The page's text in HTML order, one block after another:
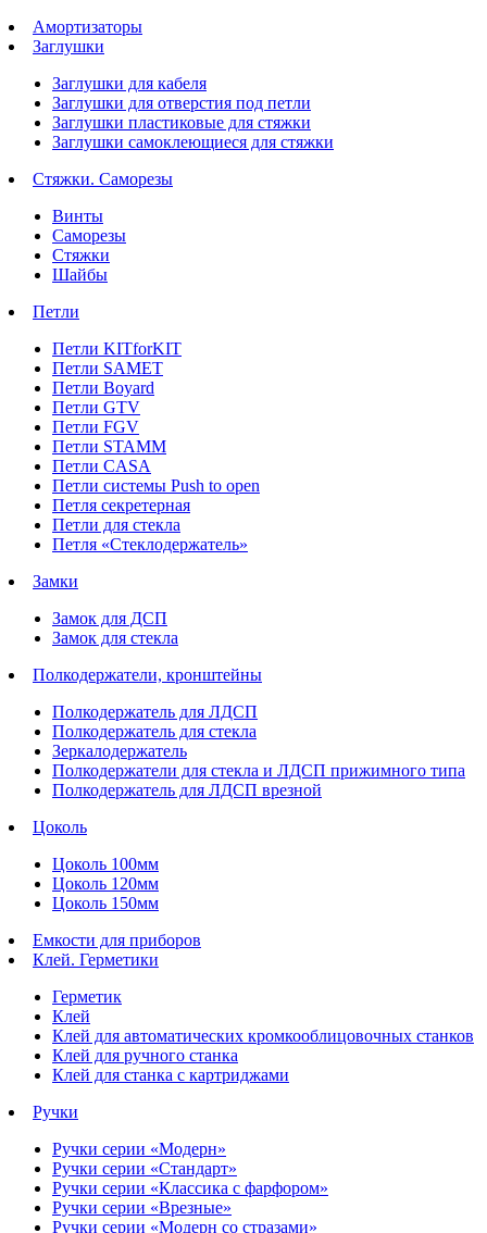
Амортизаторы
Заглушки
Заглушки для кабеля
Заглушки для отверстия под петли
Заглушки пластиковые для стяжки
Заглушки самоклеющиеся для стяжки
Стяжки. Саморезы
Винты
Саморезы
Стяжки
Шайбы
Петли
Петли KITforKIT
Петли SAMET
Петли Boyard
Петли GTV
Петли FGV
Петли STAMM
Петли CASA
Петли системы Push to open
Петля секретерная
Петли для стекла
Петля «Стеклодержатель»
Замки
Замок для ДСП
Замок для стекла
Полкодержатели, кронштейны
Полкодержатель для ЛДСП
Полкодержатель для стекла
Зеркалодержатель
Полкодержатели для стекла и ЛДСП прижимного типа
Полкодержатель для ЛДСП врезной
Цоколь
Цоколь 100мм
Цоколь 120мм
Цоколь 150мм
Емкости для приборов
Клей. Герметики
Герметик
Клей
Клей для автоматических кромкооблицовочных станков
Клей для ручного станка
Клей для станка с картриджами
Ручки
Ручки серии «Модерн»
Ручки серии «Стандарт»
Ручки серии «Классика с фарфором»
Ручки серии «Врезные»
Ручки серии «Модерн со стразами»